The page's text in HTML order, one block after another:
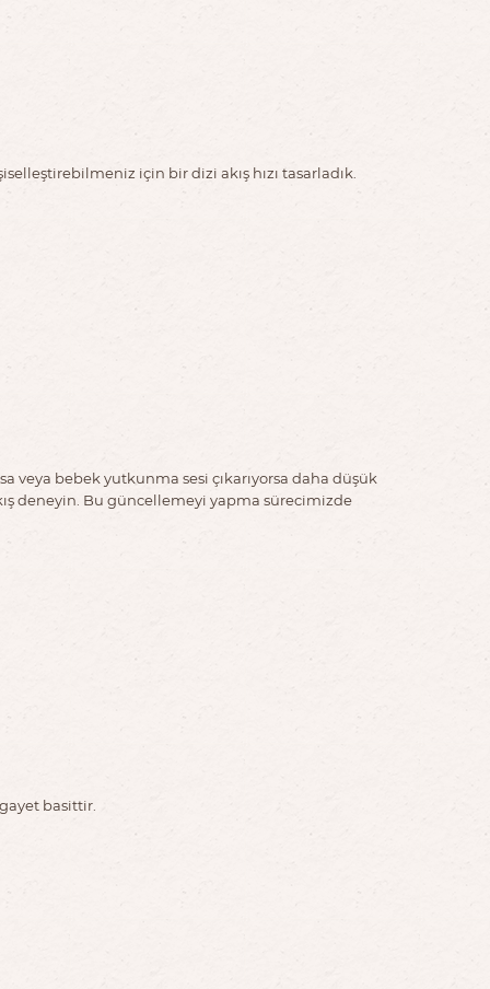
için bir dizi akış hızı tasarladık.
veya bebek yutkunma sesi çıkarıyorsa daha düşük
deneyin. Bu güncellemeyi yapma sürecimizde
basittir.